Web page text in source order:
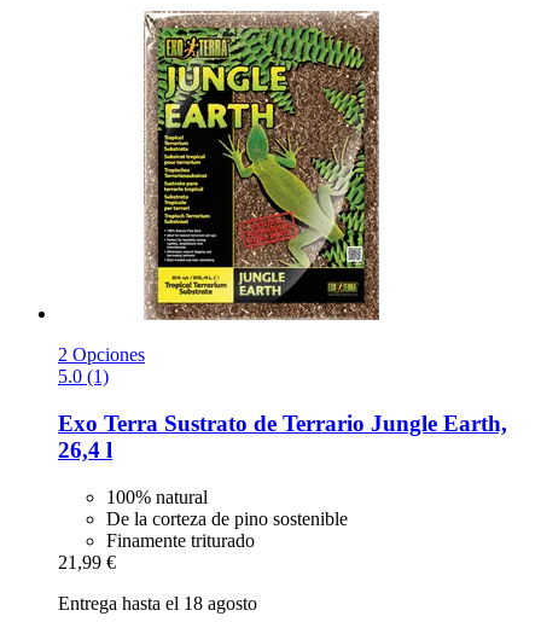
2 Opciones
5.0 (1)
Exo Terra Sustrato de Terrario Jungle Earth,
26,4 l
100% natural
De la corteza de pino sostenible
Finamente triturado
21,99 €
Entrega hasta el 18 agosto